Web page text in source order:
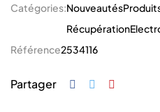
Catégories:Nouveautés
Récupération
Référence2534116
Partager